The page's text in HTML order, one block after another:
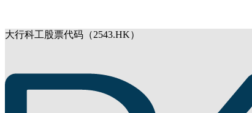
大行科工股票代码（2543.HK）